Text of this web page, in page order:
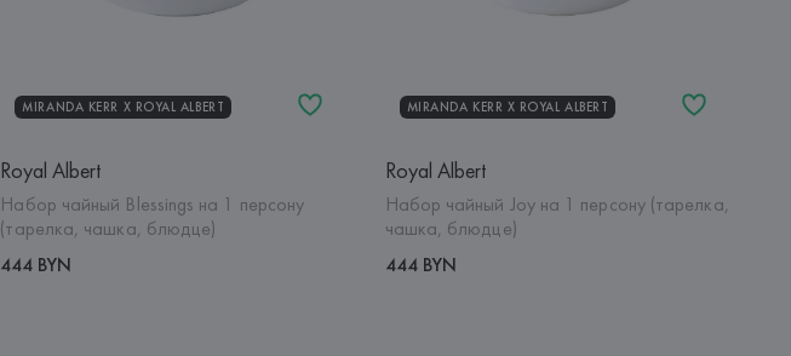
MIRANDA KERR Х ROYAL ALBERT
Royal Albert
Набор чайный Blessings на 1 персону
(тарелка, чашка, блюдце)
444 BYN
MIRANDA KERR Х ROYAL ALBERT
Royal Albert
Набор чайный Joy на 1 персону (тарелка,
чашка, блюдце)
444 BYN